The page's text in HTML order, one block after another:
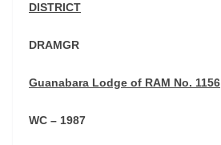
DISTRICT
DRAMGR
Guanabara Lodge of RAM No. 1156
WC – 1987